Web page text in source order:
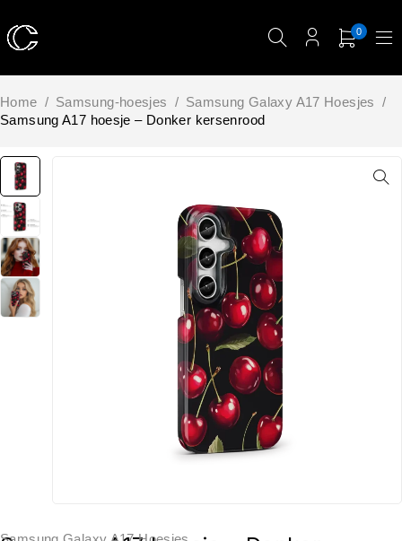
0
Home / Samsung-hoesjes / Samsung Galaxy A17 Hoesjes /
Samsung A17 hoesje – Donker kersenrood